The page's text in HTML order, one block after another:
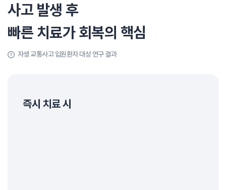
사고 발생 후
빠른 치료가 회복의 핵심
자생 교통사고 입원환자 대상 연구 결과
즉시 치료 시